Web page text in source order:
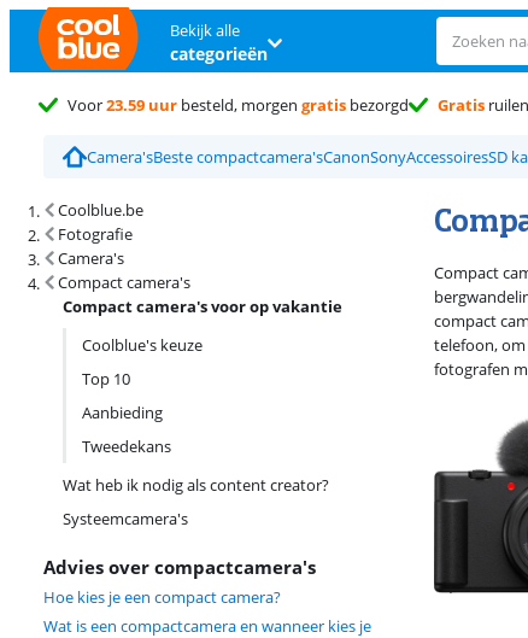
Bekijk alle
categorieën
Voor23.59 uur besteld, morgen gratis bezorgd Gratis ruilen
Camera'sBeste compactcamera'sCanonSonyAccessoiresSD
Coolblue.be
Fotografie
Camera's
Compact camera's
Compact camera's voor op vakantie
Coolblue's keuze
Top 10
Aanbieding
Tweedekans
Wat heb ik nodig als content creator?
Systeemcamera's
Advies over compactcamera's
Hoe kies je een compact camera?
Wat is een compactcamera en wanneer kies je
Zoekresultaten en sortering
Compact
compact
telefoon,
fotografen